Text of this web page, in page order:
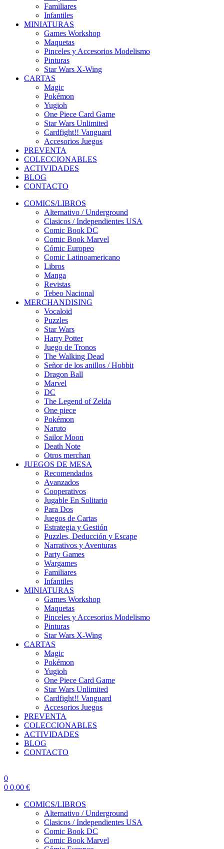
Familiares
Infantiles
MINIATURAS
Games Workshop
Maquetas
Pinceles y Accesorios Modelismo
Pinturas
Star Wars X-Wing
CARTAS
Magic
Pokémon
Yugioh
One Piece Card Game
Star Wars Unlimited
Cardfight!! Vanguard
Accesorios Juegos
PREVENTA
COLECCIONABLES
ACTIVIDADES
BLOG
CONTACTO
COMICS/LIBROS
Alternativo / Underground
Clasicos / Independientes USA
Comic Book DC
Comic Book Marvel
Cómic Europeo
Comic Latinoamericano
Libros
Manga
Revistas
Tebeo Nacional
MERCHANDISING
Vocaloid
Puzzles
Star Wars
Harry Potter
Juego de Tronos
The Walking Dead
Señor de los anillos / Hobbit
Dragon Ball
Marvel
DC
The Legend of Zelda
One piece
Pokémon
Naruto
Sailor Moon
Death Note
Otros merchan
JUEGOS DE MESA
Recomendados
Avanzados
Cooperativos
Jugable En Solitario
Para Dos
Juegos de Cartas
Estrategia y Gestión
Puzzles, Deducción y Escape
Narrativos y Aventuras
Party Games
Wargames
Familiares
Infantiles
MINIATURAS
Games Workshop
Maquetas
Pinceles y Accesorios Modelismo
Pinturas
Star Wars X-Wing
CARTAS
Magic
Pokémon
Yugioh
One Piece Card Game
Star Wars Unlimited
Cardfight!! Vanguard
Accesorios Juegos
PREVENTA
COLECCIONABLES
ACTIVIDADES
BLOG
CONTACTO
0
0 0,00 €
COMICS/LIBROS
Alternativo / Underground
Clasicos / Independientes USA
Comic Book DC
Comic Book Marvel